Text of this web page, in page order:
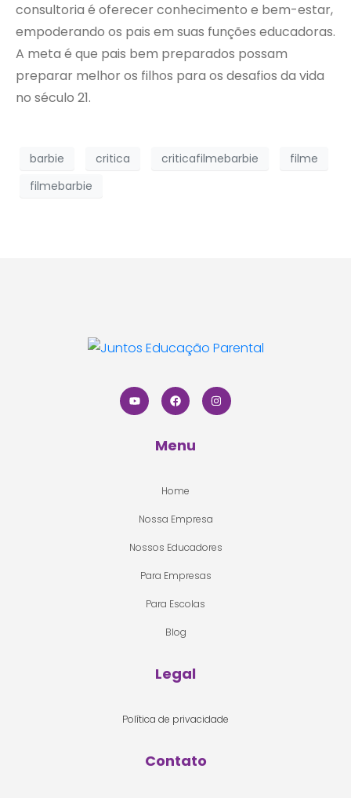
consultoria é oferecer conhecimento e bem-estar,
empoderando os pais em suas funções educadoras.
A meta é que pais bem preparados possam
preparar melhor os filhos para os desafios da vida
no século 21.
barbie critica criticafilmebarbie
filme
filmebarbie
Menu
Home
Nossa Empresa
Nossos Educadores
Para Empresas
Para Escolas
Blog
Legal
Política de privacidade
Contato